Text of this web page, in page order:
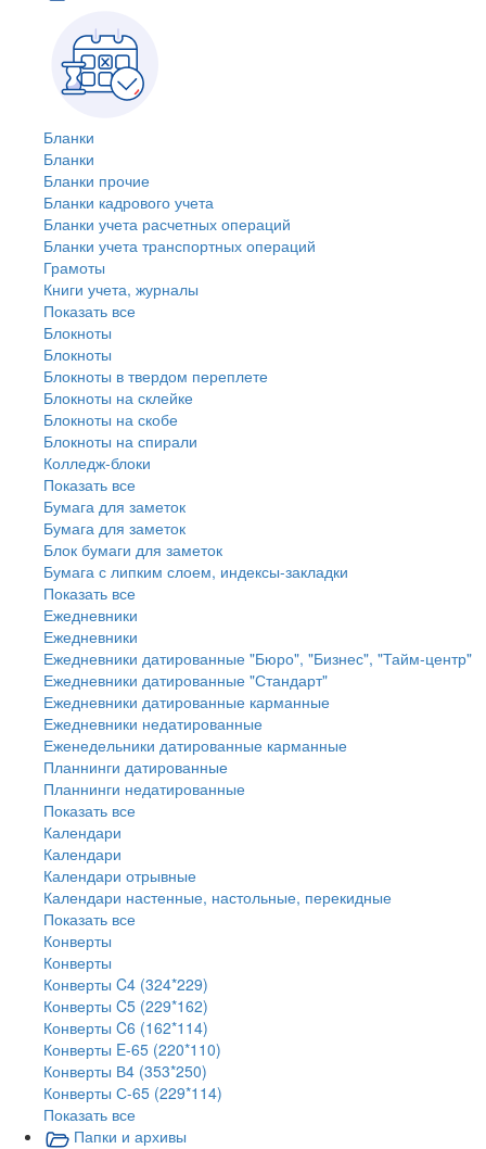
Бланки
Бланки
Бланки прочие
Бланки кадрового учета
Бланки учета расчетных операций
Бланки учета транспортных операций
Грамоты
Книги учета, журналы
Показать все
Блокноты
Блокноты
Блокноты в твердом переплете
Блокноты на склейке
Блокноты на скобе
Блокноты на спирали
Колледж-блоки
Показать все
Бумага для заметок
Бумага для заметок
Блок бумаги для заметок
Бумага с липким слоем, индексы-закладки
Показать все
Ежедневники
Ежедневники
Ежедневники датированные "Бюро", "Бизнес", "Тайм-центр"
Ежедневники датированные "Стандарт"
Ежедневники датированные карманные
Ежедневники недатированные
Еженедельники датированные карманные
Планнинги датированные
Планнинги недатированные
Показать все
Календари
Календари
Календари отрывные
Календари настенные, настольные, перекидные
Показать все
Конверты
Конверты
Конверты C4 (324*229)
Конверты C5 (229*162)
Конверты C6 (162*114)
Конверты E-65 (220*110)
Конверты В4 (353*250)
Конверты С-65 (229*114)
Показать все
Папки и архивы